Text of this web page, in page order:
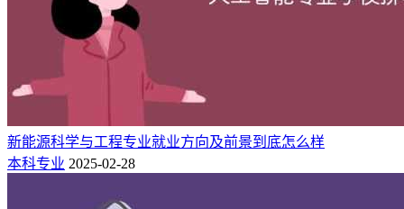
新能源科学与工程专业就业方向及前景到底怎么样
本科专业 2025-02-28